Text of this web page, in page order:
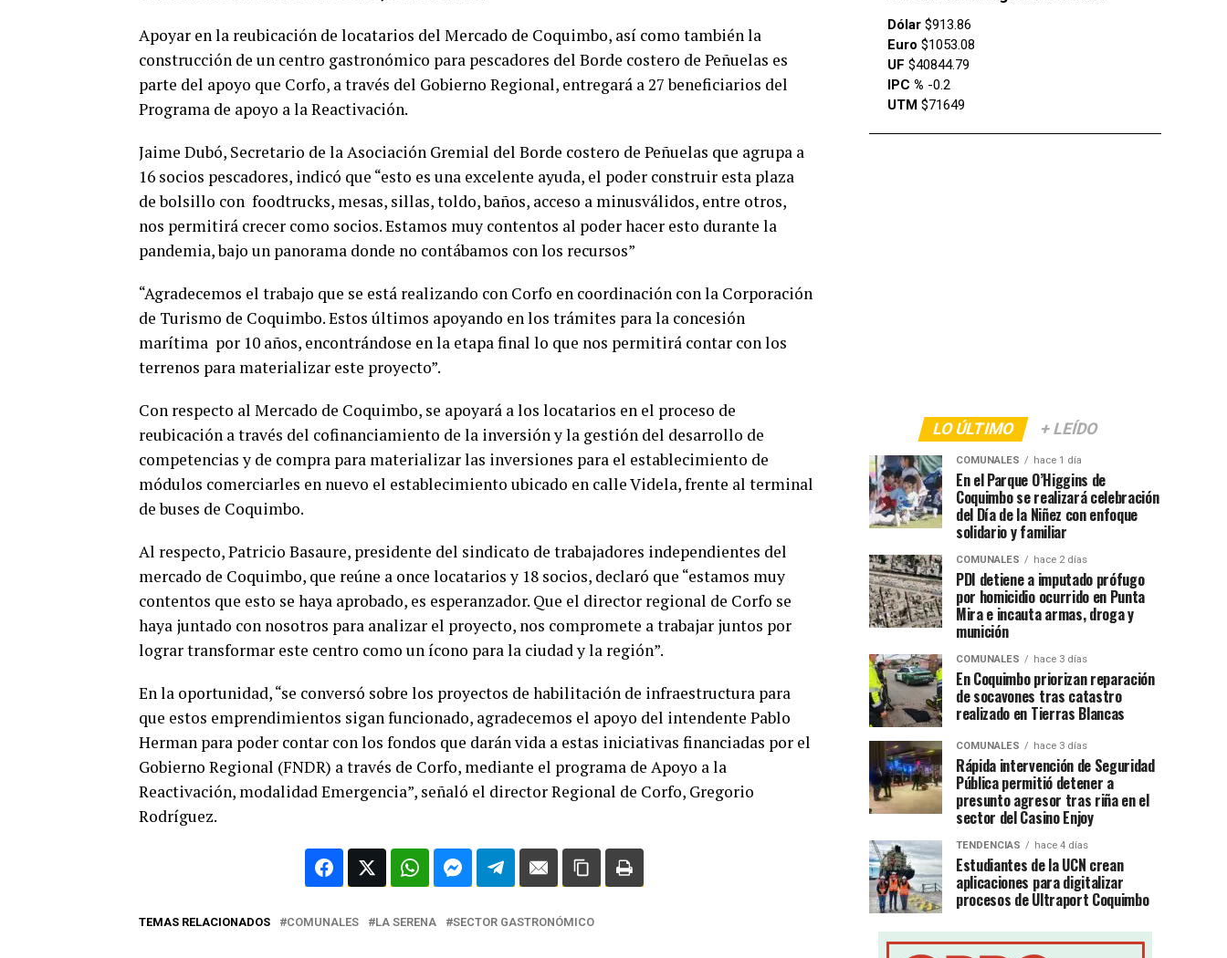
Apoyar en la reubicación de locatarios del Mercado de Coquimbo, así como también la
construcción de un centro gastronómico para pescadores del Borde costero de Peñuelas es
parte del apoyo que Corfo, a través del Gobierno Regional, entregará a 27 beneficiarios del
Programa de apoyo a la Reactivación.
Jaime Dubó, Secretario de la Asociación Gremial del Borde costero de Peñuelas que agrupa a
16 socios pescadores, indicó que “esto es una excelente ayuda, el poder construir esta plaza
de bolsillo con foodtrucks, mesas, sillas, toldo, baños, acceso a minusválidos, entre otros,
nos permitirá crecer como socios. Estamos muy contentos al poder hacer esto durante la
pandemia, bajo un panorama donde no contábamos con los recursos”
“Agradecemos el trabajo que se está realizando con Corfo en coordinación con la Corporación
de Turismo de Coquimbo. Estos últimos apoyando en los trámites para la concesión
marítima por 10 años, encontrándose en la etapa final lo que nos permitirá contar con los
terrenos para materializar este proyecto”.
Con respecto al Mercado de Coquimbo, se apoyará a los locatarios en el proceso de
reubicación a través del cofinanciamiento de la inversión y la gestión del desarrollo de
competencias y de compra para materializar las inversiones para el establecimiento de
módulos comerciarles en nuevo el establecimiento ubicado en calle Videla, frente al terminal
de buses de Coquimbo.
Al respecto, Patricio Basaure, presidente del sindicato de trabajadores independientes del
mercado de Coquimbo, que reúne a once locatarios y 18 socios, declaró que “estamos muy
contentos que esto se haya aprobado, es esperanzador. Que el director regional de Corfo se
haya juntado con nosotros para analizar el proyecto, nos compromete a trabajar juntos por
lograr transformar este centro como un ícono para la ciudad y la región”.
En la oportunidad, “se conversó sobre los proyectos de habilitación de infraestructura para
que estos emprendimientos sigan funcionado, agradecemos el apoyo del intendente Pablo
Herman para poder contar con los fondos que darán vida a estas iniciativas financiadas por el
Gobierno Regional (FNDR) a través de Corfo, mediante el programa de Apoyo a la
Reactivación, modalidad Emergencia”, señaló el director Regional de Corfo, Gregorio
Rodríguez.
TEMAS RELACIONADOS COMUNALES LA SERENA SECTOR GASTRONÓMICO
Dólar $913.86
Euro $1053.08
UF $40844.79
IPC % -0.2
UTM $71649
LO ÚLTIMO + LEÍDO
COMUNALES hace 1 día
En el Parque O’Higgins de
Coquimbo se realizará celebración
del Día de la Niñez con enfoque
solidario y familiar
COMUNALES hace 2 días
PDI detiene a imputado prófugo
por homicidio ocurrido en Punta
Mira e incauta armas, droga y
munición
COMUNALES hace 3 días
En Coquimbo priorizan reparación
de socavones tras catastro
realizado en Tierras Blancas
COMUNALES hace 3 días
Rápida intervención de Seguridad
Pública permitió detener a
presunto agresor tras riña en el
sector del Casino Enjoy
TENDENCIAS hace 4 días
Estudiantes de la UCN crean
aplicaciones para digitalizar
procesos de Ultraport Coquimbo